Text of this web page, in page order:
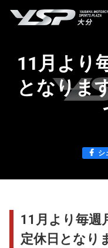
11月より
となりま
シ
11月より毎週
定休日となり